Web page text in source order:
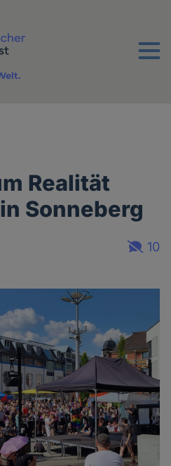
Menu
Realität
Sonneberg
10